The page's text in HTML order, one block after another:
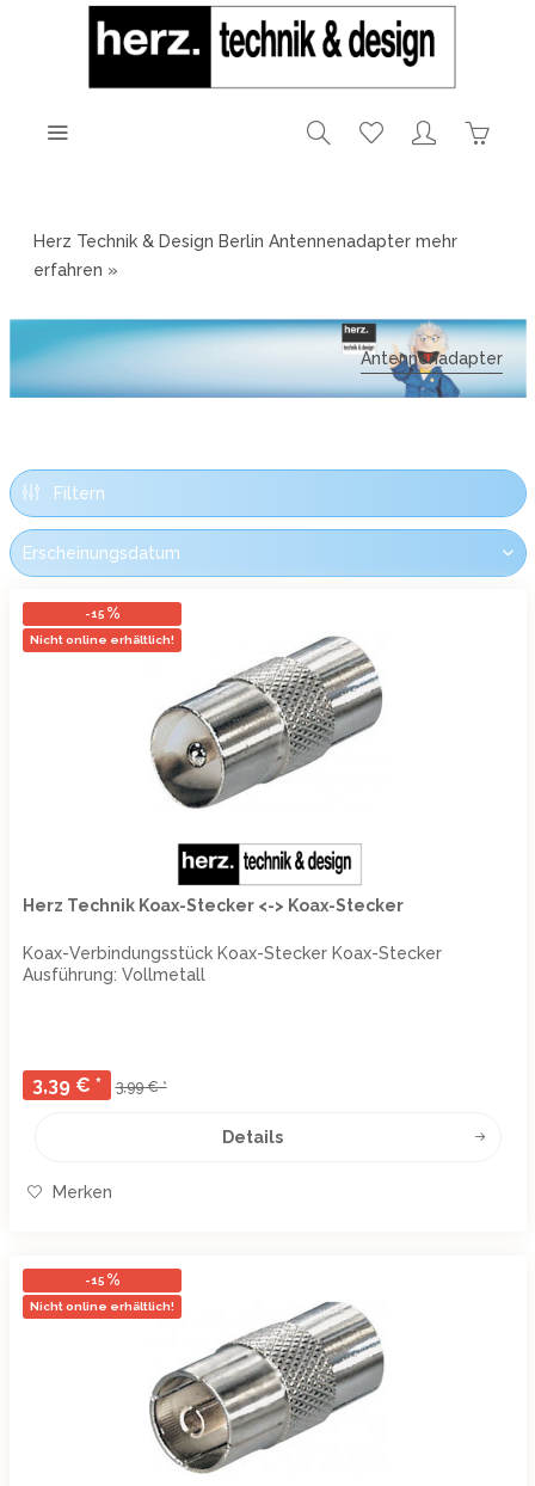
Herz Technik & Design Berlin Antennenadapter mehr
erfahren »
Antennenadapter
Filtern
-15
Nicht online erhältlich!
Herz Technik Koax-Stecker <-> Koax-Stecker
Koax-Verbindungsstück Koax-Stecker Koax-Stecker
Ausführung: Vollmetall
3,39 € * 3,99 € *
Details
Merken
-15
Nicht online erhältlich!